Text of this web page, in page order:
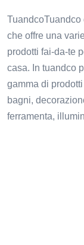
che offre una
prodotti fai-da-te
casa. In tuandco
gamma di
bagni,
ferramenta,